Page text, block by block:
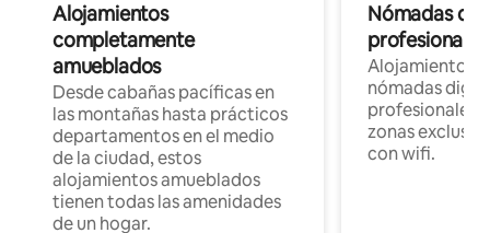
Alojamientos
completamente
amueblados
Desde cabañas pacíficas en
las montañas hasta prácticos
departamentos en el medio
de la ciudad, estos
alojamientos amueblados
tienen todas las amenidades
de un hogar.
Nómadas
Alojamientos
nómadas
profesionales
zonas
con wifi.